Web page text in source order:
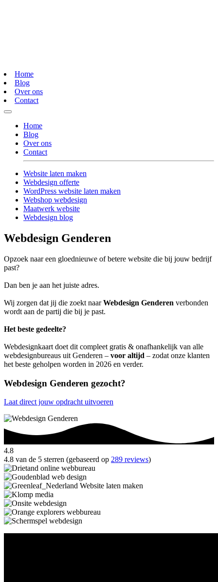
Home
Blog
Over ons
Contact
Home
Blog
Over ons
Contact
Website laten maken
Webdesign offerte
WordPress website laten maken
Webshop webdesign
Maatwerk website
Webdesign blog
Webdesign Genderen
Opzoek naar een gloednieuwe of betere website die bij jouw bedrijf
past?
Dan ben je aan het juiste adres.
Wij zorgen dat jij die zoekt naarWebdesign Genderen verbonden
wordt aan de partij die bij je past.
Het beste gedeelte?
Webdesignkaart doet dit compleet gratis & onafhankelijk van alle
webdesignbureaus uit Genderen – voor altijd – zodat onze klanten
het beste geholpen worden in 2026 en verder.
Webdesign Genderen gezocht?
Laat direct jouw opdracht uitvoeren
4.8
4.8 van de 5 sterren (gebaseerd op 289 reviews)